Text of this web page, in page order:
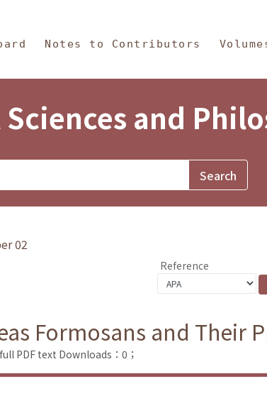
Notes to Contributors
and
02
Reference
Formosans and Their
PDF text Downloads：0；